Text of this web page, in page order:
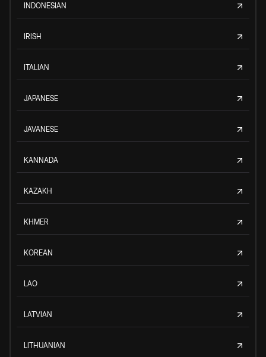
INDONESIAN
IRISH
ITALIAN
JAPANESE
JAVANESE
KANNADA
KAZAKH
KHMER
KOREAN
LAO
LATVIAN
LITHUANIAN